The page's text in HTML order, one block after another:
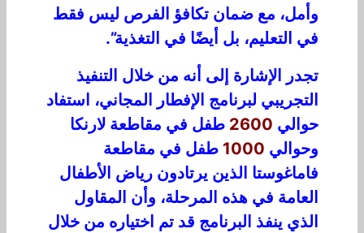
وأمل، مع ضمان تكافؤ الفرص ليس فقط
في التعليم، بل أيضًا في التغذية”.
تجدر الإشارة إلى أنه من خلال التنفيذ
التجريبي لبرنامج الإفطار المجاني، استفاد
حوالي 2600 طفل في مقاطعة لارنكا
وحوالي 1000 طفل في مقاطعة
فاماغوستا الذين يرتادون رياض الأطفال
العامة في هذه المرحلة، وأن المقاول
الذي ينفذ البرنامج قد تم اختياره من خلال